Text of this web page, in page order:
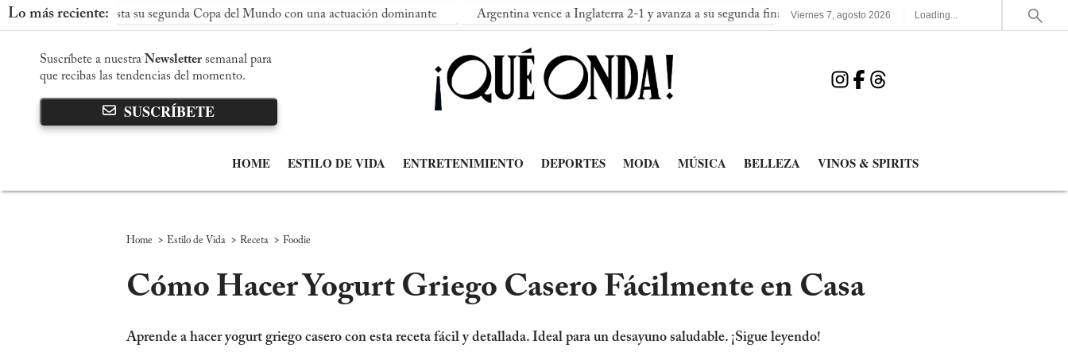
Lo más reciente:
conquista su segunda Copa del Mundo con una actuación dominante Argentina vence a Inglaterra 2-1 y avanza a su segunda final consecutiva del Mundial España elimina a Francia y jugará
Viernes 7,agosto 2026 Loading...
Suscríbete a nuestra Newsletter semanal para
que recibas las tendencias del momento.
SUSCRÍBETE
HOME ESTILO DE VIDA ENTRETENIMIENTO DEPORTES MODA MÚSICA BELLEZA VINOS & SPIRITS
Home > Estilo de Vida > Receta > Foodie
Cómo Hacer Yogurt Griego Casero Fácilmente en Casa
Aprende a hacer yogurt griego casero con esta receta fácil y detallada. Ideal para un desayuno saludable. ¡Sigue leyendo!